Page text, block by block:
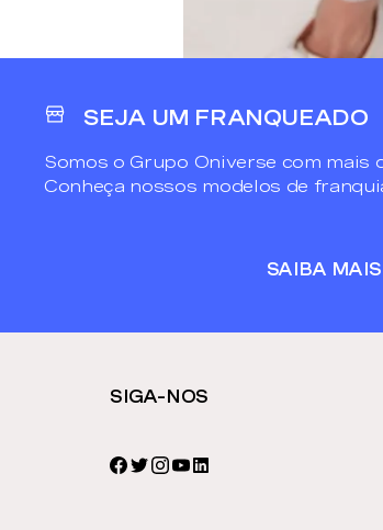
SEJA UM FRANQUEADO
Somos o Grupo Oniverse com mais
Conheça nossos modelos de
SAIBA MAIS
SIGA-NOS